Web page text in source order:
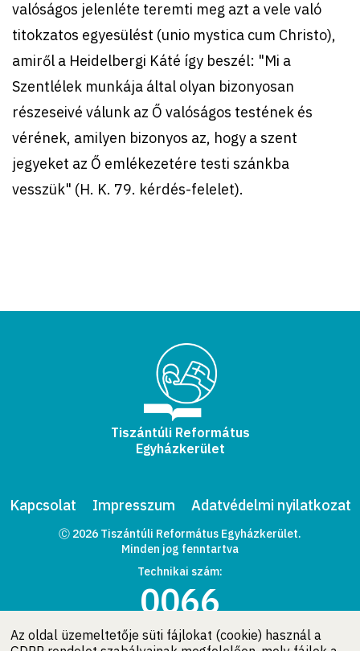
Az oldal üzemeltetője süti fájlokat (cookie) használ a
valóságos jelenléte teremti meg azt a vele való
titokzatos egyesülést (unio mystica cum Christo),
amiről a Heidelbergi Káté így beszél: "Mi a
Szentlélek munkája által olyan bizonyosan
részeseivé válunk az Ő valóságos testének és
vérének, amilyen bizonyos az, hogy a szent
jegyeket az Ő emlékezetére testi szánkba
vesszük" (H. K. 79. kérdés-felelet).
Tiszántúli Református
Egyházkerület
Kapcsolat Impresszum Adatvédelmi nyilatkozat
Ⓒ 2026 Tiszántúli Református Egyházkerület.
Minden jog fenntartva
Technikai szám:
0066